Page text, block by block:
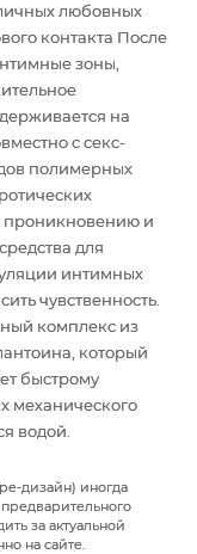
любовных
контакта После
зоны,
на
с секс-
полимерных
проникновению и
для
интимных
чувственность.
комплекс из
который
быстрому
механического
водой.
дизайн) иногда
за актуальной
на сайте.